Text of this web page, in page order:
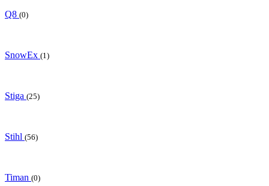
Q8 (0)
SnowEx (1)
Stiga (25)
Stihl (56)
Timan (0)